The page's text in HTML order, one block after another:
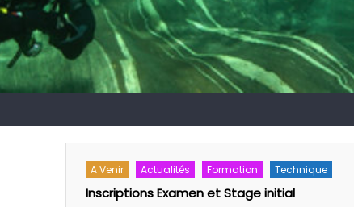
1er
A Venir Actualités Formation Technique
Inscriptions Examen et Stage initial